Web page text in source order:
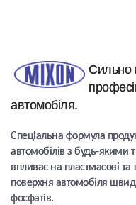
Сильно
автомобіля.
Спеціальна формула
автомобілів з будь-якими
впливає на пластмасові
поверхня автомобіля
фосфатів.